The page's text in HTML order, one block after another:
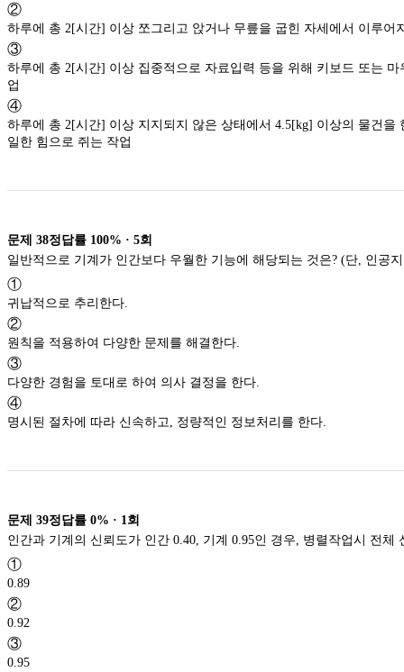
②
하루에 총 2[시간] 이상 쪼그리고 앉거나 무릎을 굽힌 자세에서 이루어
③
하루에 총 2[시간] 이상 집중적으로 자료입력 등을 위해 키보드 또는 마
업
④
하루에 총 2[시간] 이상 지지되지 않은 상태에서 4.5[kg] 이상의 물건을
일한 힘으로 쥐는 작업
문제 38정답률 100% · 5회
일반적으로 기계가 인간보다 우월한 기능에 해당되는 것은? (단, 인공
①
귀납적으로 추리한다.
②
원칙을 적용하여 다양한 문제를 해결한다.
③
다양한 경험을 토대로 하여 의사 결정을 한다.
④
명시된 절차에 따라 신속하고, 정량적인 정보처리를 한다.
문제 39정답률 0% · 1 회
인간과 기계의 신뢰도가 인간 0.40, 기계 0.95인 경우, 병렬작업시 전체
①
0.89
②
0.92
③
0.95